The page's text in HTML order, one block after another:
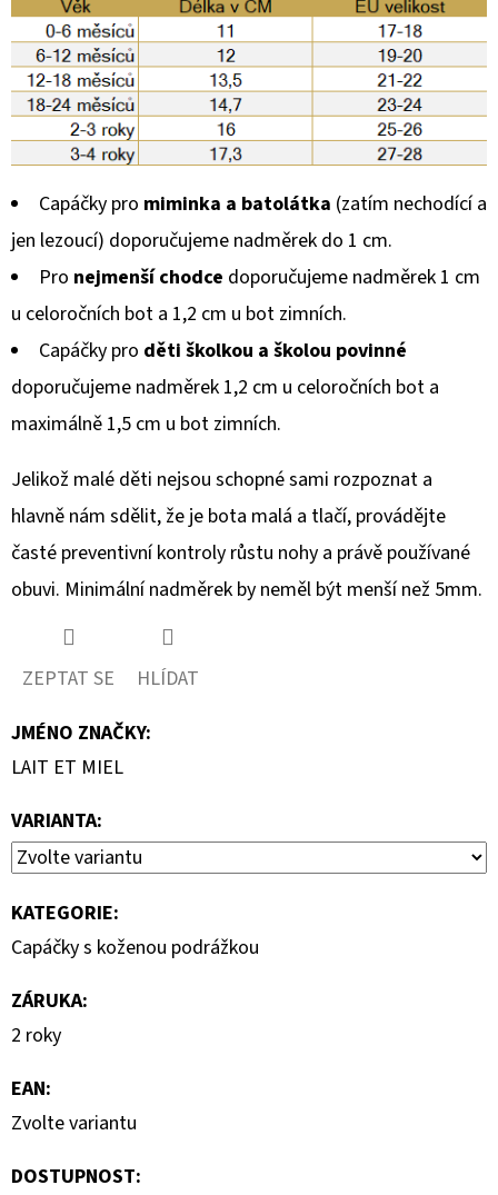
Capáčky pro miminka a batolátka (zatím nechodící a
jen lezoucí) doporučujeme nadměrek do 1 cm.
Pro nejmenší chodce doporučujeme nadměrek 1 cm
u celoročních bot a 1,2 cm u bot zimních.
Capáčky pro děti školkou a školou povinné
doporučujeme nadměrek 1,2 cm u celoročních bot a
maximálně 1,5 cm u bot zimních.
Jelikož malé děti nejsou schopné sami rozpoznat a
hlavně nám sdělit, že je bota malá a tlačí, provádějte
časté preventivní kontroly růstu nohy a právě používané
obuvi. Minimální nadměrek by neměl být menší než 5mm.
ZEPTAT SE
HLÍDAT
JMÉNO ZNAČKY:
LAIT ET MIEL
VARIANTA:
KATEGORIE:
Capáčky s koženou podrážkou
ZÁRUKA:
2 roky
EAN:
Zvolte variantu
DOSTUPNOST: